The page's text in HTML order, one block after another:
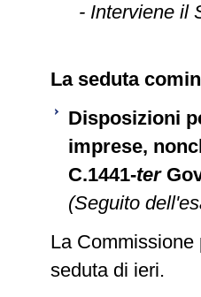
- Interviene il
La seduta
Disposizioni
imprese,
C.1441-ter
(Seguito
La
seduta di ieri.